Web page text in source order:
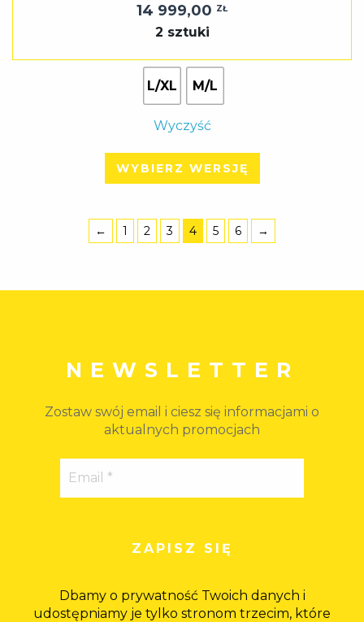
14 999,00 ZŁ
2 sztuki
L/XL M/L
Wyczyść
WYBIERZ WERSJĘ
← 1 2 3 4 5 6 →
NEWSLETTER
Zostaw swój email i ciesz się informacjami o
aktualnych promocjach
Dbamy o prywatność Twoich danych i
udostępniamy je tylko stronom trzecim, które